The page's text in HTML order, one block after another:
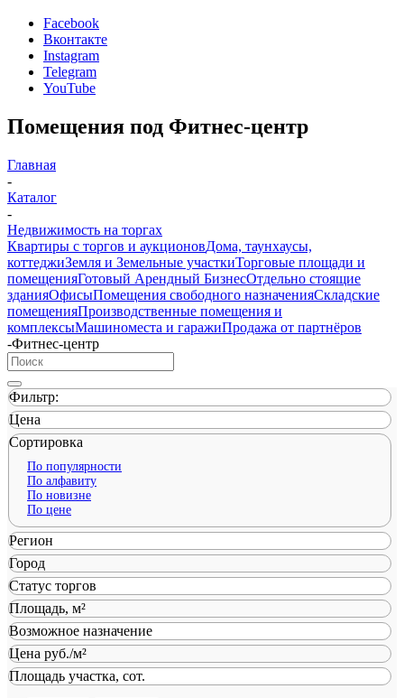
Facebook
Вконтакте
Instagram
Telegram
YouTube
Помещения под Фитнес-центр
Главная
-
Каталог
-
Недвижимость на торгах
Квартиры с торгов и аукционовДома, таунхаусы,
коттеджиЗемля и Земельные участкиТорговые площади и
помещенияГотовый Арендный БизнесОтдельно стоящие
зданияОфисыПомещения свободного назначенияСкладские
помещенияПроизводственные помещения и
комплексыМашиноместа и гаражиПродажа от партнёров
-Фитнес-центр
Фильтр:
Цена
Сортировка
По популярности
По алфавиту
По новизне
По цене
Регион
Город
Статус торгов
Площадь, м²
Возможное назначение
Цена руб./м²
Площадь участка, сот.